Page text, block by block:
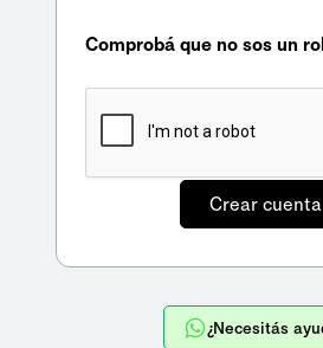
Comprobá que no sos un
¿Necesitás